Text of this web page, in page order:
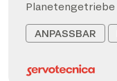
Planetengetriebe
ANPASSBAR